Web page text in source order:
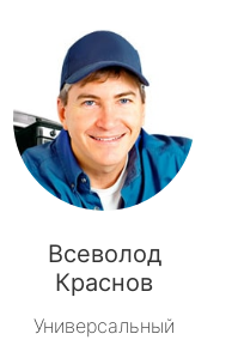
Всеволод
Краснов
Универсальный